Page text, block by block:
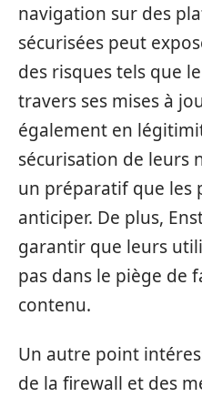
navigation sur des
sécurisées peut
des risques tels que
travers ses mises à
également en
sécurisation de leurs
un préparatif que les
anticiper. De plus,
garantir que leurs
pas dans le piège de
contenu.
Un autre point
de la firewall et des